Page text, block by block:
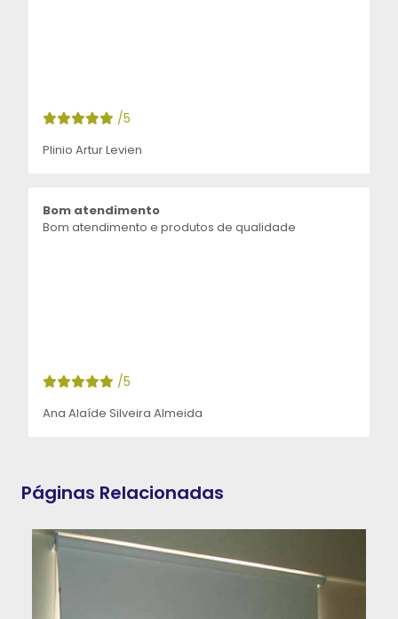
/5
Plinio Artur Levien
Bom atendimento
Bom atendimento e produtos de qualidade
/5
Ana Alaíde Silveira Almeida
Páginas Relacionadas